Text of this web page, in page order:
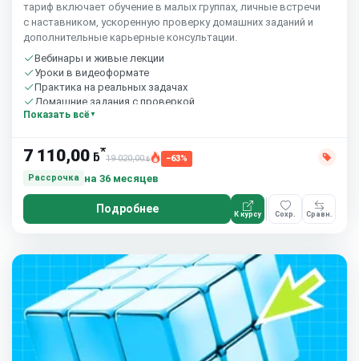
тариф включает обучение в малых группах, личные встречи
с наставником, ускоренную проверку домашних заданий и
дополнительные карьерные консультации.
Вебинары и живые лекции
Уроки в видеоформате
Практика на реальных задачах
Домашние задания с проверкой
Сообщество студентов
Показать всё
7 110,00 ƃ*
19 020,00ƃ
−63%
Рассрочка
на 36 месяцев
Подробнее К курсу Сохр. Сравн.